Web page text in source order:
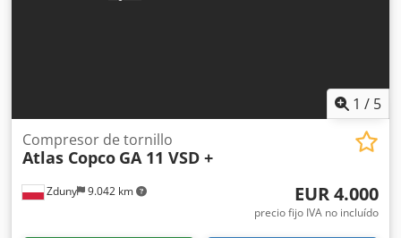
1 / 5
Zduny 9.042 km
Compresor de tornillo
Atlas Copco GA 11 VSD +
EUR 4.000
precio fijo IVA no incluído